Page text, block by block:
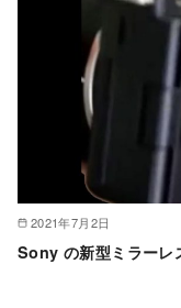
2021年7月2日
Sony の新型ミラーレ